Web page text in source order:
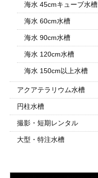
海水 45cmキューブ水槽
海水 60cm水槽
海水 90cm水槽
海水 120cm水槽
海水 150cm以上水槽
アクアテラリウム水槽
円柱水槽
撮影・短期レンタル
大型・特注水槽